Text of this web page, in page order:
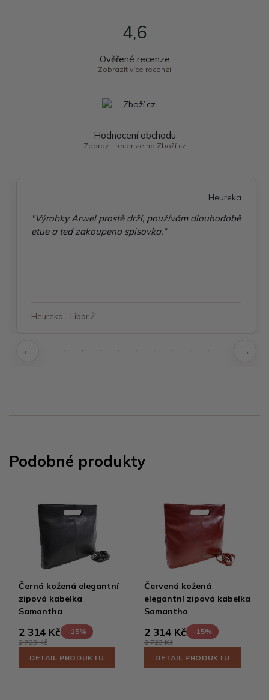
4,6
Ověřené recenze
Zobrazit více recenzí
Hodnocení obchodu
Zobrazit recenze na Zboží.cz
Heureka
"Výrobky Arwel prostě drží, používám dlouhodobě
etue a teď zakoupena spisovka."
Heureka - Libor Ž.
Podobné produkty
Černá kožená elegantní
zipová kabelka
Samantha
2 314 Kč
-15%
2 723 Kč
DETAIL PRODUKTU
Červená kožená
elegantní zipová kabelka
Samantha
2 314 Kč
-15%
2 723 Kč
DETAIL PRODUKTU